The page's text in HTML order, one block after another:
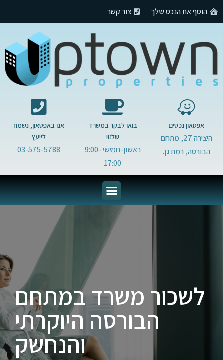
הוסף את הנכס שלך צור קשר
אפטאון נכסים
היצירה 27, מתחם
הבורסה, רמת גן.
בואו לבקר במשרד
שלנו!
ראשון-חמישי 9:00-
17:00
אנו באפטאון, נשמח
לייעץ
03-575-5788
לשכור משרד במתחם
הבורסה היוקרתי
והנחשק